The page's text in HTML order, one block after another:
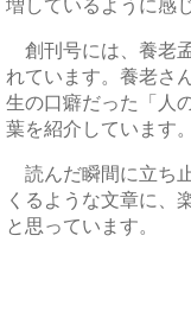
増しているように感
創刊号には、養老
れています。養老さ
生の口癖だった「人
葉を紹介しています。
読んだ瞬間に立ち
くるような文章に、
と思っています。